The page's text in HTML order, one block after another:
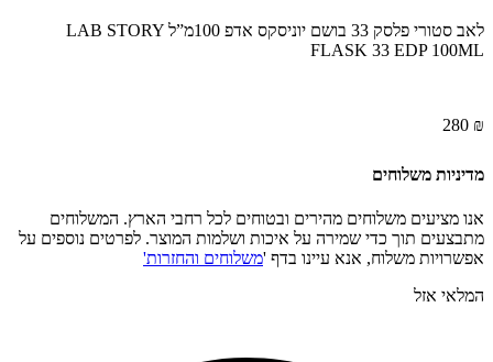
לאב סטורי פלסק 33 בושם יוניסקס אדפ 100מ”ל LAB STORY
FLASK 33 EDP 100ML
280 ₪
מדיניות משלוחים
אנו מציעים משלוחים מהירים ובטוחים לכל רחבי הארץ. המשלוחים
מתבצעים תוך כדי שמירה על איכות ושלמות המוצר. לפרטים נוספים על
אפשרויות משלוח, אנא עיינו בדף 'משלוחים והחזרות'
המלאי אזל